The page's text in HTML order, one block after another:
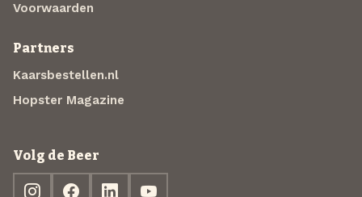
Voorwaarden
Partners
Kaarsbestellen.nl
Hopster Magazine
Volg de Beer